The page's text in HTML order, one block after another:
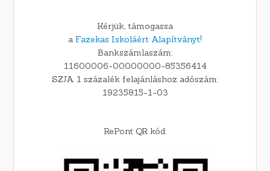
Kérjük, támogassa
a Fazekas Iskoláért Alapítványt!
Bankszámlaszám:
11600006-00000000-85356414
SZJA 1 százalék felajánláshoz adószám:
19235815-1-03
RePont QR kód: